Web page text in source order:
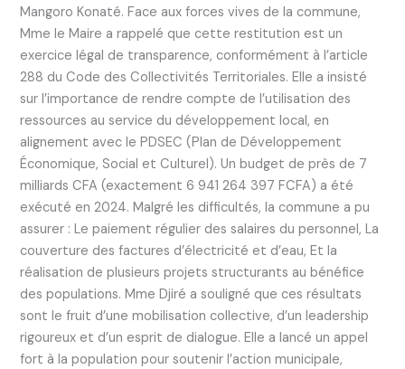
Mangoro Konaté. Face aux forces vives de la commune,
Mme le Maire a rappelé que cette restitution est un
exercice légal de transparence, conformément à l’article
288 du Code des Collectivités Territoriales. Elle a insisté
sur l’importance de rendre compte de l’utilisation des
ressources au service du développement local, en
alignement avec le PDSEC (Plan de Développement
Économique, Social et Culturel). Un budget de près de 7
milliards CFA (exactement 6 941 264 397 FCFA) a été
exécuté en 2024. Malgré les difficultés, la commune a pu
assurer : Le paiement régulier des salaires du personnel, La
couverture des factures d’électricité et d’eau, Et la
réalisation de plusieurs projets structurants au bénéfice
des populations. Mme Djiré a souligné que ces résultats
sont le fruit d’une mobilisation collective, d’un leadership
rigoureux et d’un esprit de dialogue. Elle a lancé un appel
fort à la population pour soutenir l’action municipale,